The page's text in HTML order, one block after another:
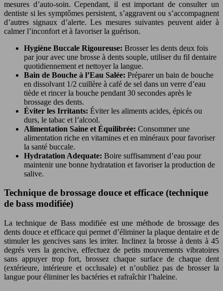
mesures d’auto-soin. Cependant, il est important de consulter un
dentiste si les symptômes persistent, s’aggravent ou s’accompagnent
d’autres signaux d’alerte. Les mesures suivantes peuvent aider à
calmer l’inconfort et à favoriser la guérison.
Hygiène Buccale Rigoureuse: Brosser les dents deux fois
par jour avec une brosse à dents souple, utiliser du fil dentaire
quotidiennement et nettoyer la langue.
Bain de Bouche à l’Eau Salée: Préparer un bain de bouche
en dissolvant 1/2 cuillère à café de sel dans un verre d’eau
tiède et rincer la bouche pendant 30 secondes après le
brossage des dents.
Éviter les Irritants: Éviter les aliments acides, épicés ou
durs, le tabac et l’alcool.
Alimentation Saine et Équilibrée: Consommer une
alimentation riche en vitamines et en minéraux pour favoriser
la santé buccale.
Hydratation Adequate: Boire suffisamment d’eau pour
maintenir une bonne hydratation et favoriser la production de
salive.
Technique de brossage douce et efficace (technique
de bass modifiée)
La technique de Bass modifiée est une méthode de brossage des
dents douce et efficace qui permet d’éliminer la plaque dentaire et de
stimuler les gencives sans les irriter. Inclinez la brosse à dents à 45
degrés vers la gencive, effectuez de petits mouvements vibratoires
sans appuyer trop fort, brossez chaque surface de chaque dent
(extérieure, intérieure et occlusale) et n’oubliez pas de brosser la
langue pour éliminer les bactéries et rafraîchir l’haleine.